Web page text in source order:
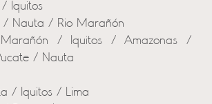
Iquitos
/ Nauta / Rio Marañón
/ Iquitos / Amazonas /
/ Nauta
/ Iquitos / Lima